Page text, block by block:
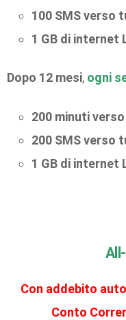
100 SMS verso
1 GB di internet
Dopo 12 mesi, ogni
200 minuti
200 SMS verso
1 GB di internet
Con addebito
Conto